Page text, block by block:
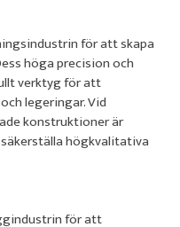
för att skapa
höga precision och
verktyg för att
legeringar. Vid
konstruktioner är
högkvalitativa
för att